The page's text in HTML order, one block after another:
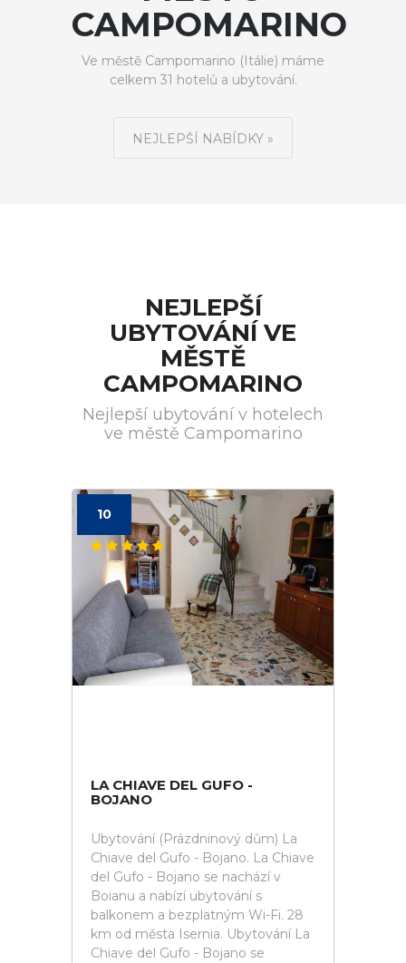
CAMPOMARINO
Ve městě Campomarino (Itálie) máme
celkem 31 hotelů a ubytování.
NEJLEPŠÍ NABÍDKY »
NEJLEPŠÍ
UBYTOVÁNÍ VE
MĚSTĚ
CAMPOMARINO
Nejlepší ubytování v hotelech
ve městě Campomarino
10
LA CHIAVE DEL GUFO -
BOJANO
Ubytování (Prázdninový dům) La
Chiave del Gufo - Bojano. La Chiave
del Gufo - Bojano se nachází v
Boianu a nabízí ubytování s
balkonem a bezplatným Wi-Fi. 28
km od města Isernia. Ubytování La
Chiave del Gufo - Bojano se